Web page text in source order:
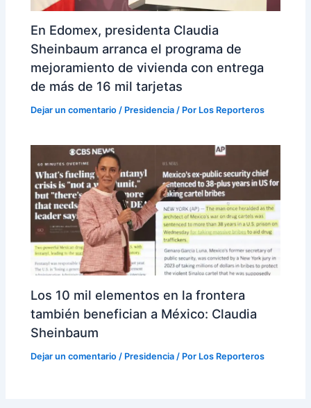
En Edomex, presidenta Claudia
Sheinbaum arranca el programa de
mejoramiento de vivienda con entrega
de más de 16 mil tarjetas
Dejar un comentario / Presidencia / Por Los Reporteros
Los 10 mil elementos en la frontera
también benefician a México: Claudia
Sheinbaum
Dejar un comentario / Presidencia / Por Los Reporteros